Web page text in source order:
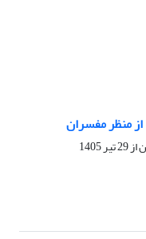
از منظر مفسران
از29 تیر 1405